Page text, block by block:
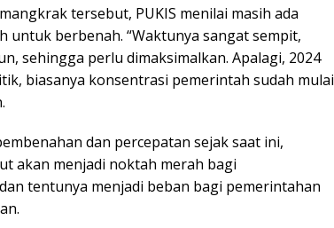
tersebut, PUKIS menilai masih ada
untuk berbenah. “Waktunya sangat sempit,
sehingga perlu dimaksimalkan. Apalagi, 2024
biasanya konsentrasi pemerintah sudah mulai
dan percepatan sejak saat ini,
akan menjadi noktah merah bagi
tentunya menjadi beban bagi pemerintahan